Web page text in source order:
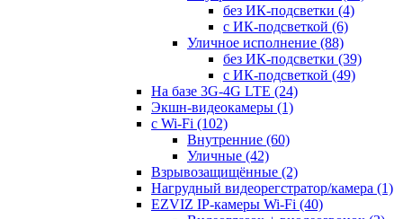
без ИК-подсветки (4)
с ИК-подсветкой (6)
Уличное исполнение (88)
без ИК-подсветки (39)
с ИК-подсветкой (49)
На базе 3G-4G LTE (24)
Экшн-видеокамеры (1)
с Wi-Fi (102)
Внутренние (60)
Уличные (42)
Взрывозащищённые (2)
Нагрудный видеорегстратор/камера (1)
EZVIZ IP-камеры Wi-Fi (40)